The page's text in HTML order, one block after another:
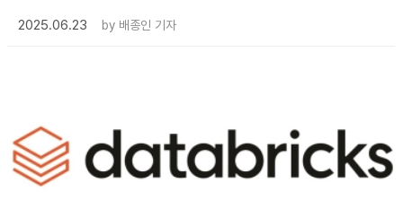
2025.06.23
by 배종인 기자